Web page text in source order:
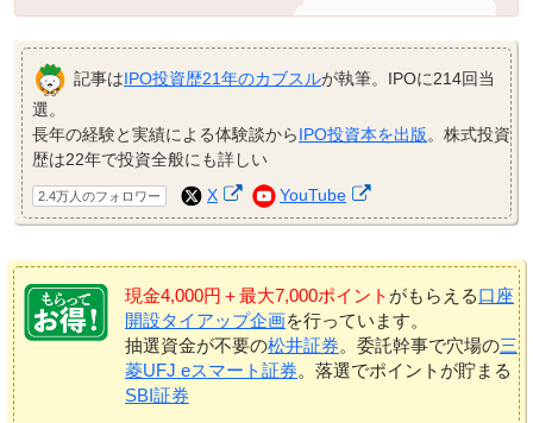
記事はIPO投資歴21年のカブスルが執筆。IPOに214回当
選。
長年の経験と実績による体験談からIPO投資本を出版。株式投資
歴は22年で投資全般にも詳しい
2.4万人のフォロワー X YouTube
現金4,000円＋最大7,000ポイント がもらえる口座
開設タイアップ企画を行っています。
抽選資金が不要の松井証券。委託幹事で穴場の三
菱UFJ eスマート証券。落選でポイントが貯まる
SBI証券